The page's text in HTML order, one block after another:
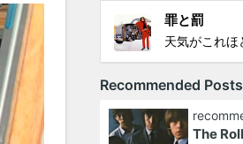
罪と罰
Recommended Posts
The